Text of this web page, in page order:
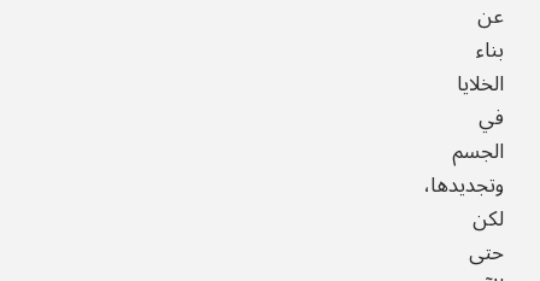
عن
بناء
الخلايا
في
الجسم
وتجديدها،
لكن
حتى